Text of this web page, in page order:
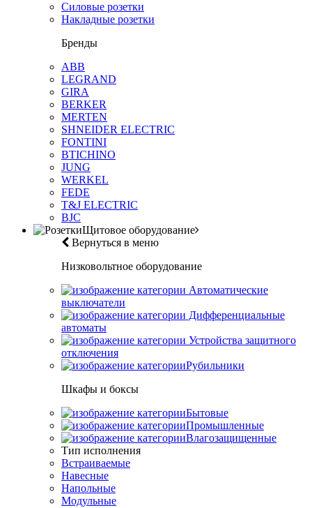
Силовые розетки
Накладные розетки
Бренды
ABB
LEGRAND
GIRA
BERKER
MERTEN
SHNEIDER ELECTRIC
FONTINI
BTICHINO
JUNG
WERKEL
FEDE
T&J ELECTRIC
BJC
Щитовое оборудование
Вернуться в меню
Низковольтное оборудование
Автоматические
выключатели
Дифференциальные
автоматы
Устройства защитного
отключения
Рубильники
Шкафы и боксы
Бытовые
Промышленные
Влагозащищенные
Тип исполнения
Встраиваемые
Навесные
Напольные
Модульные